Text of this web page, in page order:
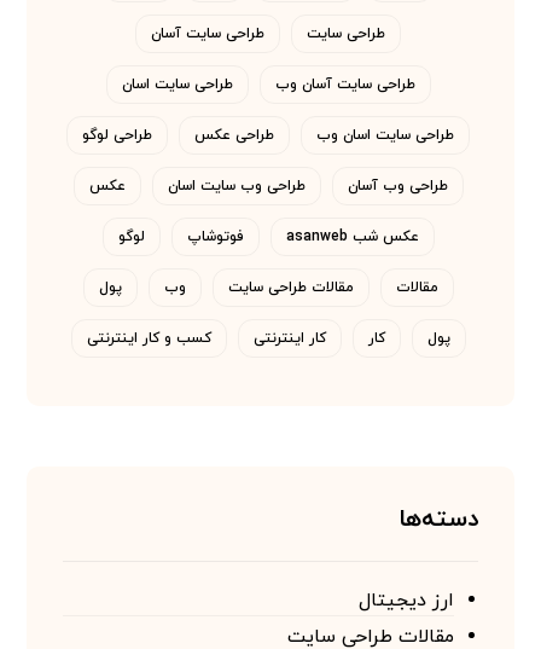
طراحی سایت طراحی سایت آسان
طراحی سایت آسان وب طراحی سایت اسان
طراحی سایت اسان وب طراحی عکس طراحی لوگو
طراحی وب آسان طراحی وب سایت اسان عکس
عکس شب asanweb فوتوشاپ لوگو
مقالات مقالات طراحی سایت وب پول
پول کار کار اینترنتی کسب و کار اینترنتی
دسته‌ها
ارز دیجیتال
مقالات طراحی سایت